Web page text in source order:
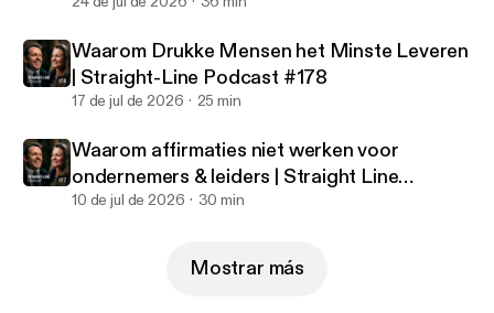
Waarom Drukke Mensen het Minste Leveren
| Straight-Line Podcast #178
17 de jul de 2026 25 min
Waarom affirmaties niet werken voor
ondernemers & leiders | Straight Line
Podcast #177
10 de jul de 2026 30 min
Mostrar más